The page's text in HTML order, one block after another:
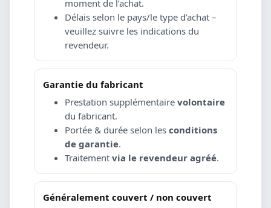
moment de l’achat.
Délais selon le pays/le type d’achat –
veuillez suivre les indications du
revendeur.
Garantie du fabricant
Prestation supplémentaire volontaire
du fabricant.
Portée & durée selon les conditions
de garantie.
Traitement via le revendeur agréé.
Généralement couvert / non couvert